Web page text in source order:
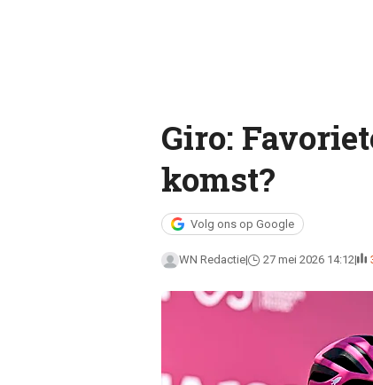
Giro:
komst?
Volg ons op Google
WN Redactie 27 mei 2026 14:12